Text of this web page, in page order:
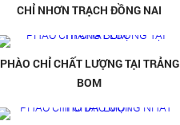
CHỈ NHƠN TRẠCH ĐỒNG NAI
PHÀO CHỈ CHẤT LƯỢNG TẠI TRẢNG
BOM